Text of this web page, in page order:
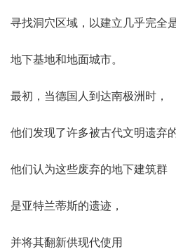
寻找洞穴区域，以建立几乎完全
地下基地和地面城市。
最初，当德国人到达南极洲时，
他们发现了许多被古代文明遗弃
他们认为这些废弃的地下建筑群
是亚特兰蒂斯的遗迹，
并将其翻新供现代使用